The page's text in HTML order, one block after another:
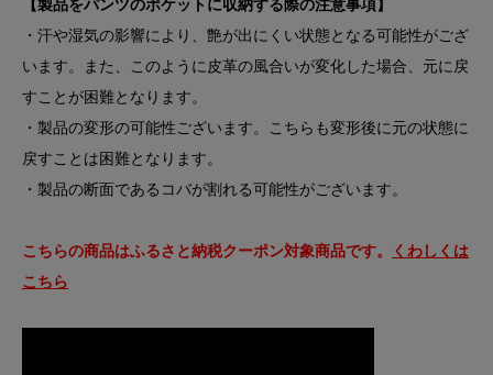
【製品をパンツのポケットに収納する際の注意事項】
・汗や湿気の影響により、艶が出にくい状態となる可能性がござ
います。また、このように皮革の風合いが変化した場合、元に戻
すことが困難となります。
・製品の変形の可能性ございます。こちらも変形後に元の状態に
戻すことは困難となります。
・製品の断面であるコバが割れる可能性がございます。
こちらの商品はふるさと納税クーポン対象商品です。
くわしくは
こちら